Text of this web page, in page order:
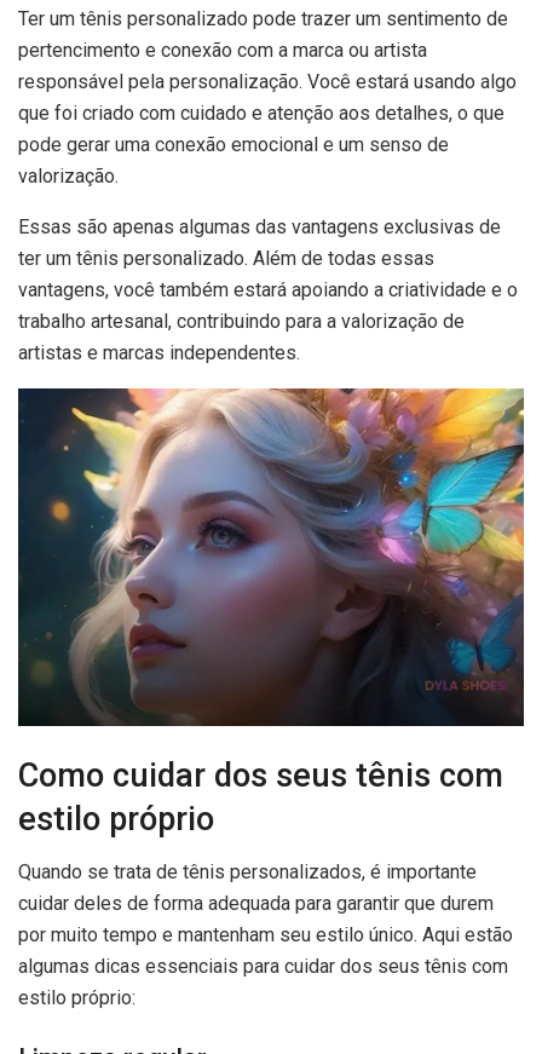
Ter um tênis personalizado pode trazer um sentimento de
pertencimento e conexão com a marca ou artista
responsável pela personalização. Você estará usando algo
que foi criado com cuidado e atenção aos detalhes, o que
pode gerar uma conexão emocional e um senso de
valorização.
Essas são apenas algumas das vantagens exclusivas de
ter um tênis personalizado. Além de todas essas
vantagens, você também estará apoiando a criatividade e o
trabalho artesanal, contribuindo para a valorização de
artistas e marcas independentes.
Como cuidar dos seus tênis com
estilo próprio
Quando se trata de tênis personalizados, é importante
cuidar deles de forma adequada para garantir que durem
por muito tempo e mantenham seu estilo único. Aqui estão
algumas dicas essenciais para cuidar dos seus tênis com
estilo próprio: